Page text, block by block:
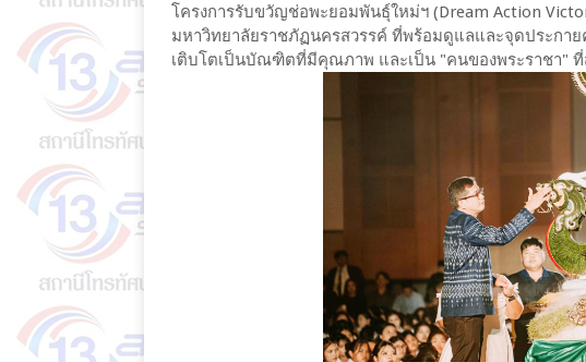
โครงการรับขวัญช่อพะยอมพันธุ์ใหม่ฯ (Dream Action
มหาวิทยาลัยราชภัฏนครสวรรค์ ที่พร้อมดูแลและจุดประกา
เติบโตเป็นบัณฑิตที่มีคุณภาพ และเป็น "คนของพระราชา" ที่